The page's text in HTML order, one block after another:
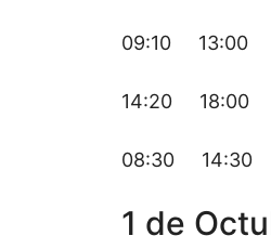
09:10 13:00
14:20 18:00
08:30 14:30
1 de